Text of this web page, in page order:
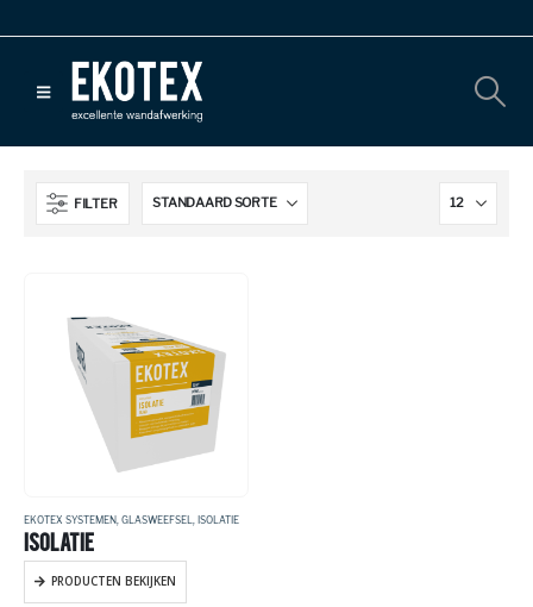
FILTER
EKOTEX SYSTEMEN GLASWEEFSEL ISOLATIE
ISOLATIE
PRODUCTEN BEKIJKEN